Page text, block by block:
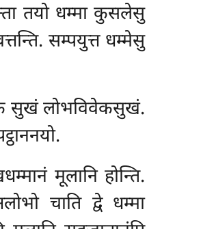
तयो धम्मा कुसलेसु
सम्पयुत्त धम्मेसु
सुखं लोभविवेकसुखं.
मूलानि होन्ति.
चाति द्वे धम्मा